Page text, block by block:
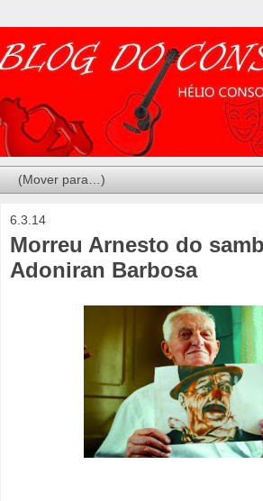
6.3.14
Morreu Arnesto do
Adoniran Barbosa